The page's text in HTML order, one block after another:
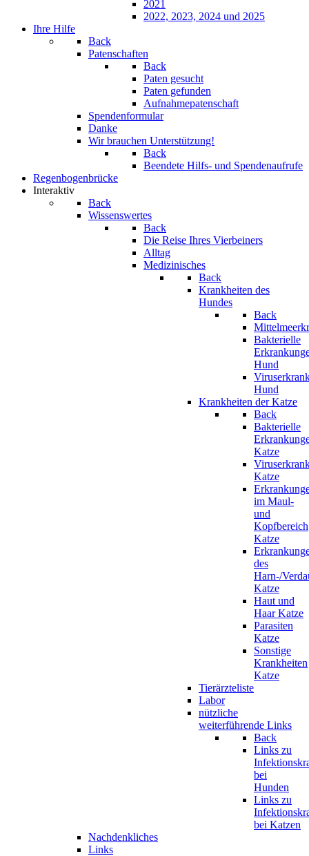
2021
2022, 2023, 2024 und 2025
Ihre Hilfe
Back
Patenschaften
Back
Paten gesucht
Paten gefunden
Aufnahmepatenschaft
Spendenformular
Danke
Wir brauchen Unterstützung!
Back
Beendete Hilfs- und Spendenaufrufe
Regenbogenbrücke
Interaktiv
Back
Wissenswertes
Back
Die Reise Ihres Vierbeiners
Alltag
Medizinisches
Back
Krankheiten des
Hundes
Back
Bakterielle
Hund
Hund
Krankheiten der Katze
Back
Bakterielle
Katze
Katze
im Maul-
und
Kopfbereich
Katze
des
Harn-/
Katze
Haut und
Haar Katze
Parasiten
Katze
Sonstige
Krankheiten
Katze
Tierärzteliste
Labor
nützliche
weiterführende Links
Back
Links zu
bei
Hunden
Links zu
bei Katzen
Nachdenkliches
Links